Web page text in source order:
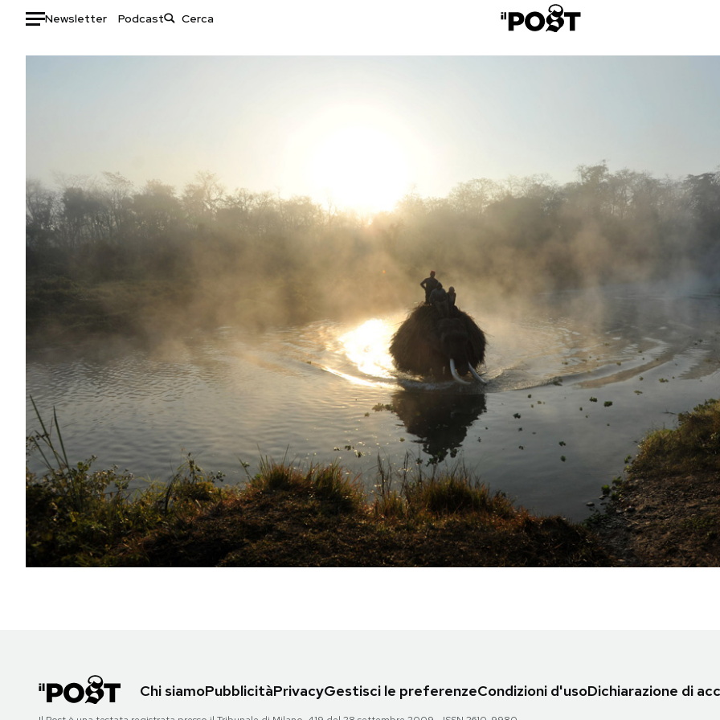
Newsletter Podcast
Auto
Politica
Tecnologia
Internet
Economia
Consumismi
Storie/Idee
PODCAST
NEWSLETTER
I MIEI PREFERITI
SHOP
Area PersonaleChi siamoPubblicitàPrivacyGestisci le preferenzeCondizioni d'usoDichiarazione di